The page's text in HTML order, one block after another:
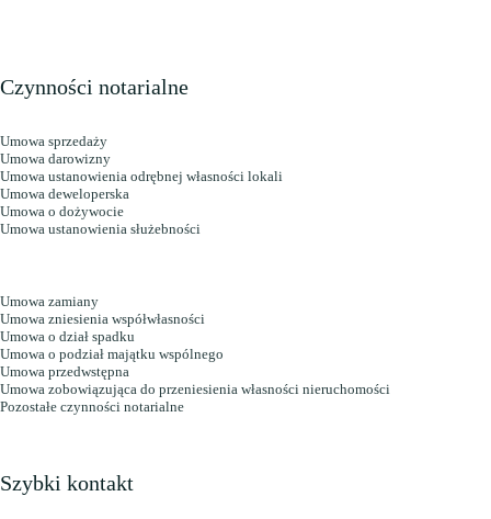
Czynności notarialne
Umowa sprzedaży
Umowa darowizny
Umowa ustanowienia odrębnej własności lokali
Umowa deweloperska
Umowa o dożywocie
Umowa ustanowienia służebności
Umowa zamiany
Umowa zniesienia współwłasności
Umowa o dział spadku
Umowa o podział majątku wspólnego
Umowa przedwstępna
Umowa zobowiązująca do przeniesienia własności nieruchomości
Pozostałe czynności notarialne
Szybki kontakt